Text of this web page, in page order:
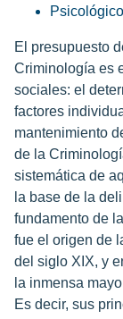
El presupuesto
Criminología es
sociales: el
factores
mantenimiento
de la
sistemática de
la base de la
fundamento de
fue el origen de
del siglo XIX, y
la inmensa
Es decir, sus